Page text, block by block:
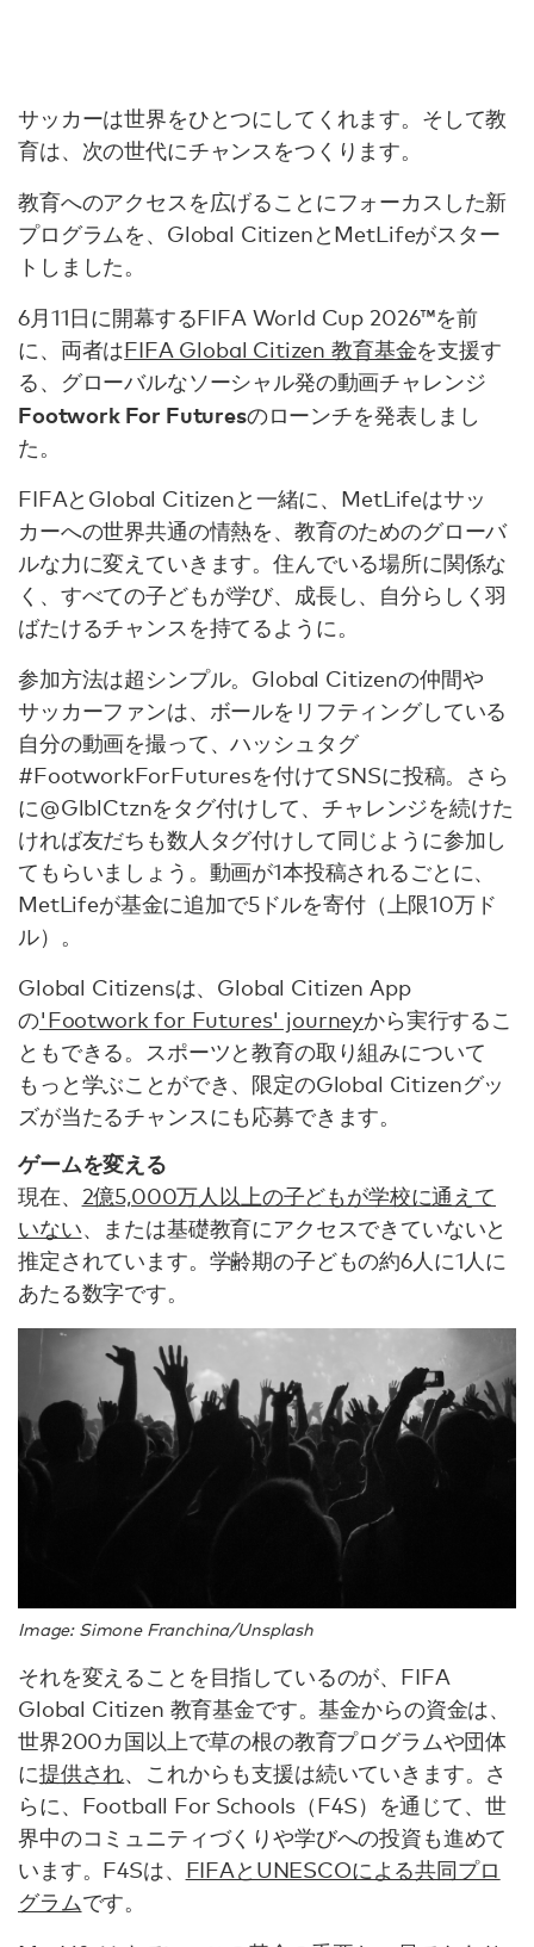
サッカーは世界をひとつにしてくれます。そして教
育は、次の世代にチャンスをつくります。
教育へのアクセスを広げることにフォーカスした新
プログラムを、Global CitizenとMetLifeがスター
トしました。
6月11日に開幕するFIFA World Cup 2026™を前
に、両者はFIFA Global Citizen 教育基金を支援す
る、グローバルなソーシャル発の動画チャレンジ
Footwork For Futuresのローンチを発表しまし
た。
FIFAとGlobal Citizenと一緒に、MetLifeはサッ
カーへの世界共通の情熱を、教育のためのグローバ
ルな力に変えていきます。住んでいる場所に関係な
く、すべての子どもが学び、成長し、自分らしく羽
ばたけるチャンスを持てるように。
参加方法は超シンプル。Global Citizenの仲間や
サッカーファンは、ボールをリフティングしている
自分の動画を撮って、ハッシュタグ
#FootworkForFuturesを付けてSNSに投稿。さら
に@GlblCtznをタグ付けして、チャレンジを続けた
ければ友だちも数人タグ付けして同じように参加し
てもらいましょう。動画が1本投稿されるごとに、
MetLifeが基金に追加で5ドルを寄付（上限10万ド
ル）。
Global Citizensは、Global Citizen App
の'Footwork for Futures' journeyから実行するこ
ともできる。スポーツと教育の取り組みについて
もっと学ぶことができ、限定のGlobal Citizenグッ
ズが当たるチャンスにも応募できます。
ゲームを変える
現在、 2億5,000万人以上の子どもが学校に通えて
いない、または基礎教育にアクセスできていないと
推定されています。学齢期の子どもの約6人に1人に
あたる数字です。
Image: Simone Franchina/Unsplash
それを変えることを目指しているのが、FIFA
Global Citizen 教育基金です。基金からの資金は、
世界200カ国以上で草の根の教育プログラムや団体
に提供され、これからも支援は続いていきます。さ
らに、Football For Schools（F4S）を通じて、世
界中のコミュニティづくりや学びへの投資も進めて
います。F4Sは、 FIFAとUNESCOによる共同プロ
グラムです。